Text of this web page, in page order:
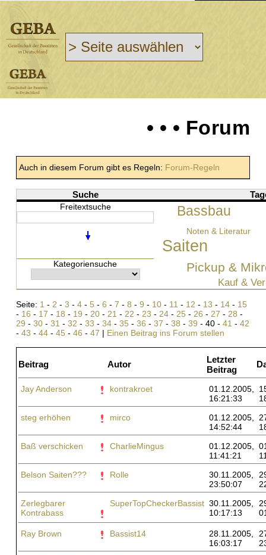
• • • Forum
Auch in diesem Forum gibt es Regeln: Forum-Regeln
Suche
Freitextsuche
Saiten
Bassbau
Pickup &
Kauf &
Noten & Literatur
Kategoriensuche
Seite: 1 - 2 - 3 - 4 - 5 - 6 - 7 - 8 - 9 - 10 - 11 - 12 - 13 - 14 - 15
- 16 - 17 - 18 - 19 - 20 - 21 - 22 - 23 - 24 - 25 - 26 - 27 - 28 -
29 - 30 - 31 - 32 - 33 - 34 - 35 - 36 - 37 - 38 - 39 - 40 - 41 - 42
- 43 - 44 - 45 - 46 - 47 | Einen Beitrag ins Forum stellen
Beitrag Autor
Letzter
Beitrag
Jay Anderson kontrakroet
01.12.2005,
16:21:33
steg erhöhen
mirco
01.12.2005,
14:52:44
Baß verschicken
CharlieMingus
01.12.2005,
11:41:21
Belson Saiten???
Rolle
30.11.2005,
23:50:07
Zerlegbarer
Kontrabass
SuperTopCheckerBassist 30.11.2005,
10:17:13
Ray Brown Bassist14
28.11.2005,
16:03:17